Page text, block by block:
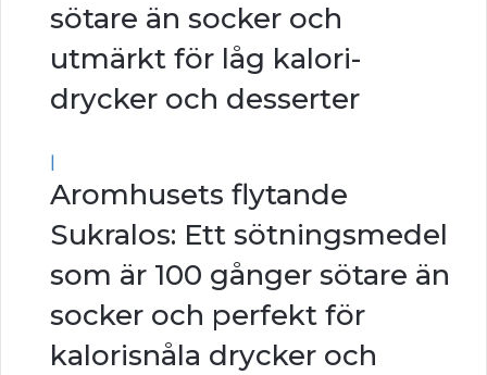
sötare än socker och
utmärkt för låg kalori-
drycker och desserter
|
Aromhusets flytande
Sukralos: Ett sötningsmedel
som är 100 gånger sötare än
socker och perfekt för
kalorisnåla drycker och